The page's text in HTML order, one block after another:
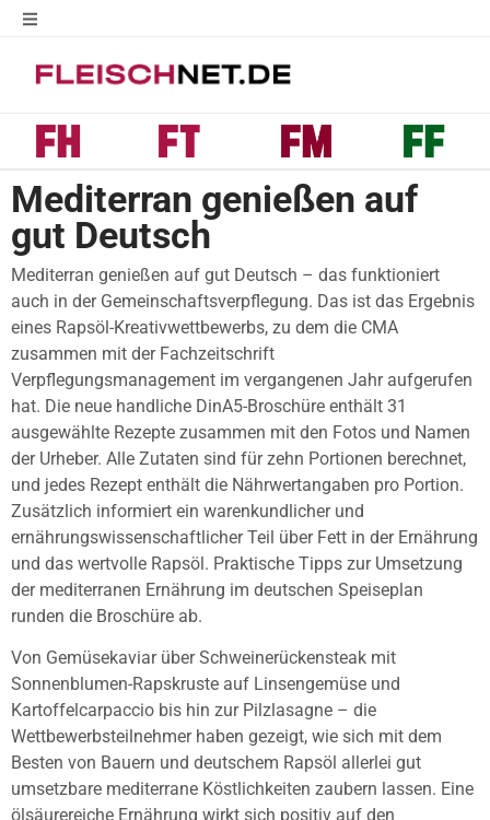
Mediterran genießen auf
gut Deutsch
Mediterran genießen auf gut Deutsch – das funktioniert
auch in der Gemeinschaftsverpflegung. Das ist das Ergebnis
eines Rapsöl-Kreativwettbewerbs, zu dem die CMA
zusammen mit der Fachzeitschrift
Verpflegungsmanagement im vergangenen Jahr aufgerufen
hat. Die neue handliche DinA5-Broschüre enthält 31
ausgewählte Rezepte zusammen mit den Fotos und Namen
der Urheber. Alle Zutaten sind für zehn Portionen berechnet,
und jedes Rezept enthält die Nährwertangaben pro Portion.
Zusätzlich informiert ein warenkundlicher und
ernährungswissenschaftlicher Teil über Fett in der Ernährung
und das wertvolle Rapsöl. Praktische Tipps zur Umsetzung
der mediterranen Ernährung im deutschen Speiseplan
runden die Broschüre ab.
Von Gemüsekaviar über Schweinerückensteak mit
Sonnenblumen-Rapskruste auf Linsengemüse und
Kartoffelcarpaccio bis hin zur Pilzlasagne – die
Wettbewerbsteilnehmer haben gezeigt, wie sich mit dem
Besten von Bauern und deutschem Rapsöl allerlei gut
umsetzbare mediterrane Köstlichkeiten zaubern lassen. Eine
ölsäurereiche Ernährung wirkt sich positiv auf den